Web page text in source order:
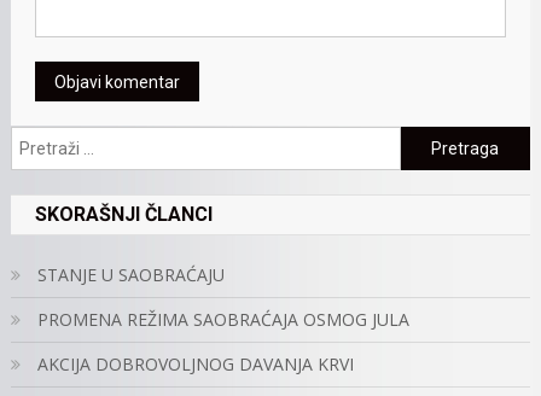
Pretraga:
SKORAŠNJI ČLANCI
STANJE U SAOBRAĆAJU
PROMENA REŽIMA SAOBRAĆAJA OSMOG JULA
AKCIJA DOBROVOLJNOG DAVANJA KRVI